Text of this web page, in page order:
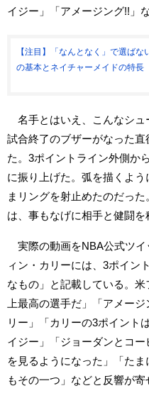
イジー」「アメージング!!」
【注目】「なんとなく」で選ば
の基本とネイチャーメイドの特長
名手とはいえ、こんなシ
試合終了のブザーがなった
た。3ポイントライン外側か
に振り上げた。弧を描くよ
まリングを射止めたのだっ
は、事もなげに相手と健闘を
実際の動画をNBA公式ツイ
ィン・カリーには、3ポイン
なもの」と記載している。
上最高の選手だ」「アメー
リー」「カリーの3ポイント
イジー」「ジョーダンとコ
を見るようになった」「た
もその一つ」などと反響が寄